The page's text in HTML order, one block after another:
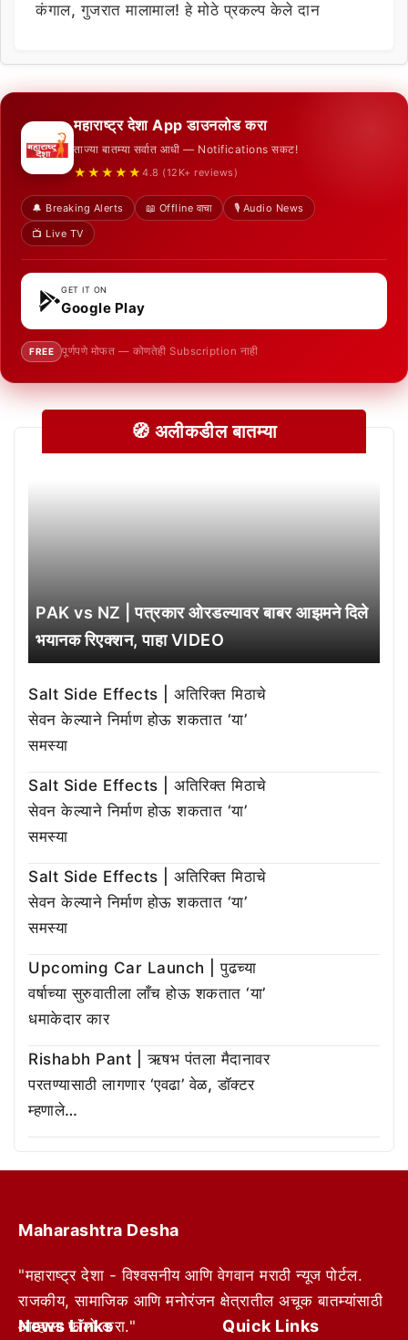
कंगाल, गुजरात मालामाल! हे मोठे प्रकल्प केले दान
महाराष्ट्र देशा App डाउनलोड करा
ताज्या बातम्या सर्वात आधी — Notifications सकट!
★★★★★ 4.8 (12K+ reviews)
🔔 Breaking Alerts 📖 Offline वाचा
🎙️ Audio News
📺 Live TV
GET IT ON
Google Play
FREE पूर्णपणे मोफत — कोणतेही Subscription नाही
🧭 अलीकडील बातम्या
PAK vs NZ | पत्रकार ओरडल्यावर बाबर आझमने दिले
भयानक रिएक्शन, पाहा VIDEO
Salt Side Effects | अतिरिक्त मिठाचे
सेवन केल्याने निर्माण होऊ शकतात ‘या’
समस्या
Salt Side Effects | अतिरिक्त मिठाचे
सेवन केल्याने निर्माण होऊ शकतात ‘या’
समस्या
Salt Side Effects | अतिरिक्त मिठाचे
सेवन केल्याने निर्माण होऊ शकतात ‘या’
समस्या
Upcoming Car Launch | पुढच्या
वर्षाच्या सुरुवातीला लाँच होऊ शकतात ‘या’
धमाकेदार कार
Rishabh Pant | ऋषभ पंतला मैदानावर
परतण्यासाठी लागणार ‘एवढा’ वेळ, डॉक्टर
म्हणाले…
Maharashtra Desha
"महाराष्ट्र देशा - विश्वसनीय आणि वेगवान मराठी न्यूज पोर्टल.
राजकीय, सामाजिक आणि मनोरंजन क्षेत्रातील अचूक बातम्यांसाठी
आम्हाला फॉलो करा."
News Links Quick Links